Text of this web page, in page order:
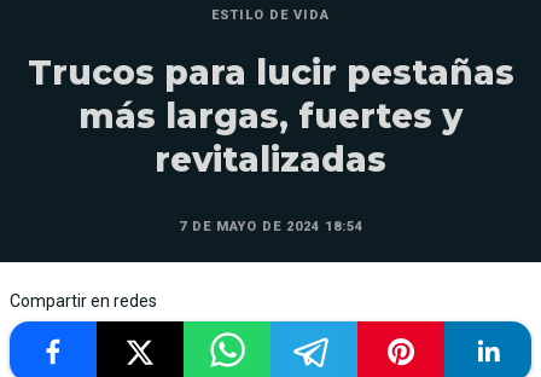
ESTILO DE VIDA
Trucos para lucir pestañas
más largas, fuertes y
revitalizadas
7 DE MAYO DE 2024 18:54
Compartir en redes